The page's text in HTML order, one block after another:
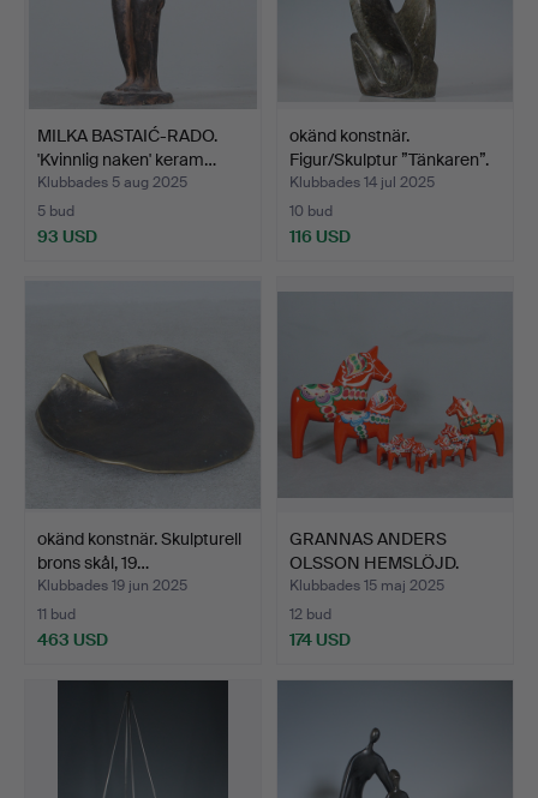
MILKA BASTAIĆ-RADO.
'Kvinnlig naken' keram…
Klubbades 5 aug 2025
5 bud
93 USD
okänd konstnär.
Figur/Skulptur ”Tänkaren”.
Klubbades 14 jul 2025
10 bud
116 USD
okänd konstnär. Skulpturell
brons skål, 19…
Klubbades 19 jun 2025
11 bud
463 USD
GRANNAS ANDERS
OLSSON HEMSLÖJD.
'Dalahästa…
Klubbades 15 maj 2025
12 bud
174 USD